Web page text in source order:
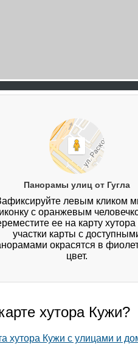
Панорамы улиц от Гугла
левым кликом
иконку с оранжевым
ее на карту
участки карты с
окрасятся в
цвет.
хутора Кужи?
хутора Кужи с улицами и